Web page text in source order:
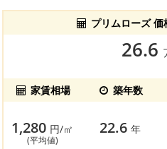
プリムローズ
26.6
家賃相場 築年数
1,280 円/㎡
(平均値)
22.6年